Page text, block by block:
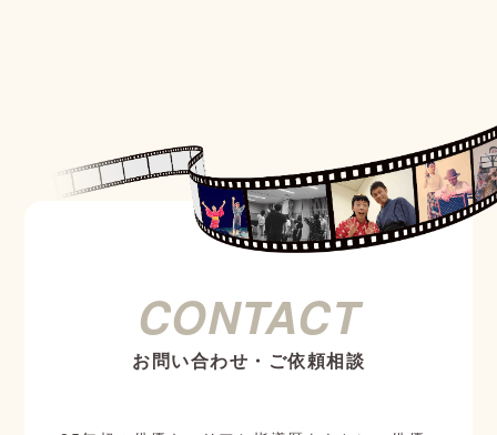
CONTACT
お問い合わせ・ご依頼相談